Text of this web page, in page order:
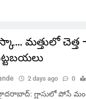
మత్తులో చెత్త –
2 days ago 0
గ్లాసులో పోసే